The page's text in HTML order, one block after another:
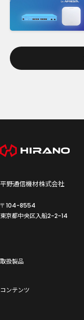
平野通信機材株式会社
〒104-8554
東京都中央区入船2-2-14
取扱製品
コンテンツ